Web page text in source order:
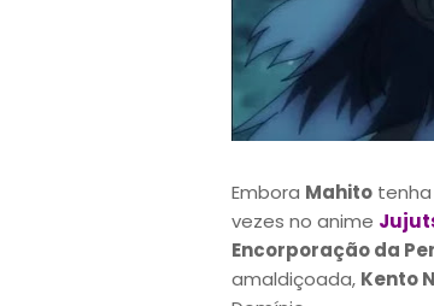
Embora Mahito
vezes no anime
Encorporação da
amaldiçoada, Kento